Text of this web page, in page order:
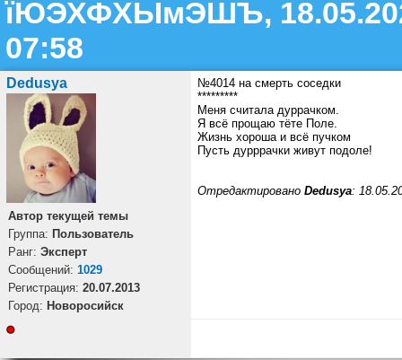
їЮЭХФХЫмЭШЪ,
07:58
Dedusya
Автор текущей темы
Группа: Пользователь
Ранг: Эксперт
Cообщений: 1029
Регистрация: 20.07.2013
Город: Новоросийск
№4014 на смерть соседки
*********
Меня считала дуррачком.
Я всё прощаю тёте Поле.
Жизнь хороша и всё пучком
Пусть дурррачки живут подоле!
Отредактировано Dedusya: